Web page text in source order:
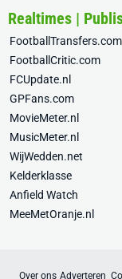
Realtimes |
FootballTransfers.com
FootballCritic.com
FCUpdate.nl
GPFans.com
MovieMeter.nl
MusicMeter.nl
WijWedden.net
Kelderklasse
Anfield Watch
MeeMetOranje.nl
Over ons Adverteren